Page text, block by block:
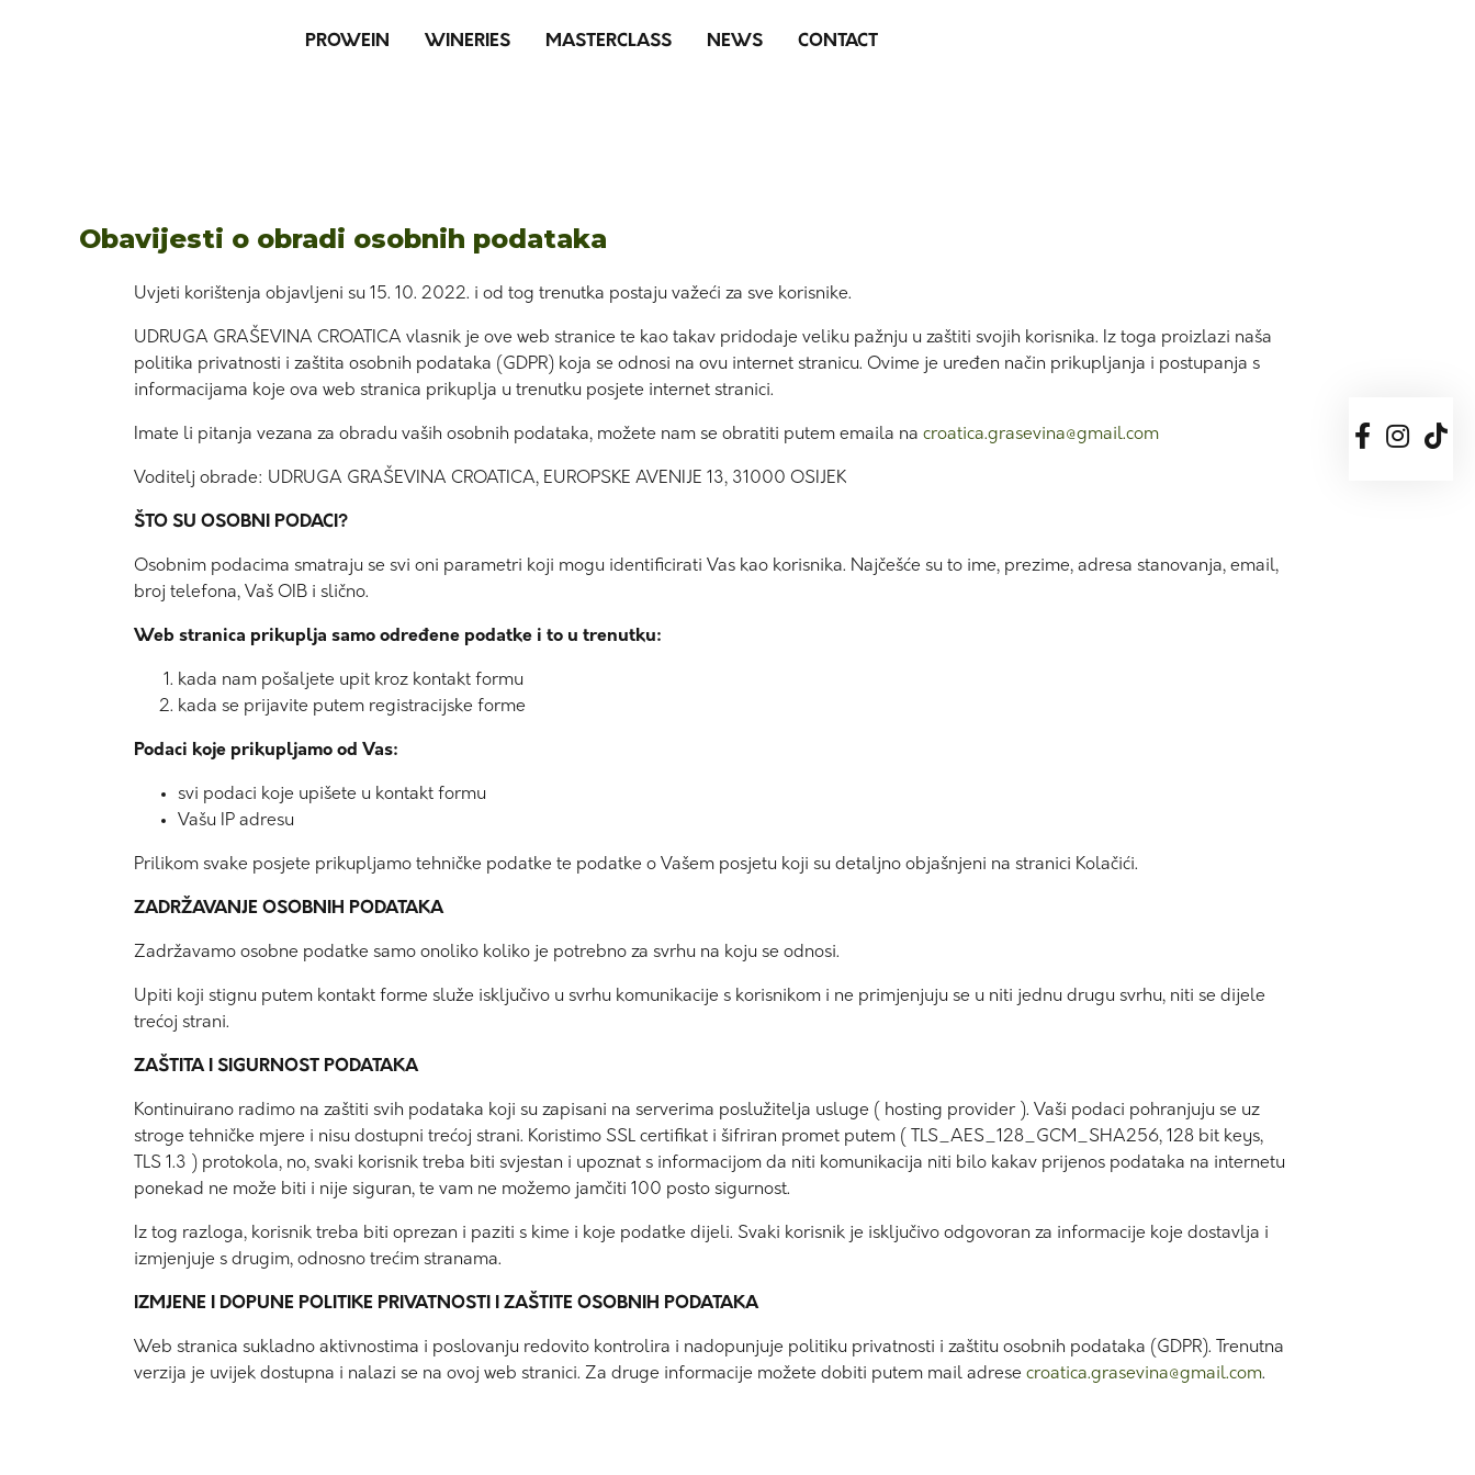
PROWEIN WINERIES MASTERCLASS NEWS CONTACT
Obavijesti o obradi osobnih podataka
Uvjeti korištenja objavljeni su 15. 10. 2022. i od tog trenutka postaju važeći za sve korisnike.
UDRUGA GRAŠEVINA CROATICA vlasnik je ove web stranice te kao takav pridodaje veliku pažnju u zaštiti svojih korisnika. Iz toga proizlazi naša
politika privatnosti i zaštita osobnih podataka (GDPR) koja se odnosi na ovu internet stranicu. Ovime je uređen način prikupljanja i postupanja s
informacijama koje ova web stranica prikuplja u trenutku posjete internet stranici.
Imate li pitanja vezana za obradu vaših osobnih podataka, možete nam se obratiti putem emaila na croatica.grasevina@gmail.com
Voditelj obrade: UDRUGA GRAŠEVINA CROATICA, EUROPSKE AVENIJE 13, 31000 OSIJEK
ŠTO SU OSOBNI PODACI?
Osobnim podacima smatraju se svi oni parametri koji mogu identificirati Vas kao korisnika. Najčešće su to ime, prezime, adresa stanovanja, email,
broj telefona, Vaš OIB i slično.
Web stranica prikuplja samo određene podatke i to u trenutku:
kada nam pošaljete upit kroz kontakt formu
kada se prijavite putem registracijske forme
Podaci koje prikupljamo od Vas:
svi podaci koje upišete u kontakt formu
Vašu IP adresu
Prilikom svake posjete prikupljamo tehničke podatke te podatke o Vašem posjetu koji su detaljno objašnjeni na stranici Kolačići.
ZADRŽAVANJE OSOBNIH PODATAKA
Zadržavamo osobne podatke samo onoliko koliko je potrebno za svrhu na koju se odnosi.
Upiti koji stignu putem kontakt forme služe isključivo u svrhu komunikacije s korisnikom i ne primjenjuju se u niti jednu drugu svrhu, niti se dijele
trećoj strani.
ZAŠTITA I SIGURNOST PODATAKA
Kontinuirano radimo na zaštiti svih podataka koji su zapisani na serverima poslužitelja usluge ( hosting provider ). Vaši podaci pohranjuju se uz
stroge tehničke mjere i nisu dostupni trećoj strani. Koristimo SSL certifikat i šifriran promet putem ( TLS_AES_128_GCM_SHA256, 128 bit keys,
TLS 1.3 ) protokola, no, svaki korisnik treba biti svjestan i upoznat s informacijom da niti komunikacija niti bilo kakav prijenos podataka na internetu
ponekad ne može biti i nije siguran, te vam ne možemo jamčiti 100 posto sigurnost.
Iz tog razloga, korisnik treba biti oprezan i paziti s kime i koje podatke dijeli. Svaki korisnik je isključivo odgovoran za informacije koje dostavlja i
izmjenjuje s drugim, odnosno trećim stranama.
IZMJENE I DOPUNE POLITIKE PRIVATNOSTI I ZAŠTITE OSOBNIH PODATAKA
Web stranica sukladno aktivnostima i poslovanju redovito kontrolira i nadopunjuje politiku privatnosti i zaštitu osobnih podataka (GDPR). Trenutna
verzija je uvijek dostupna i nalazi se na ovoj web stranici. Za druge informacije možete dobiti putem mail adrese croatica.grasevina@gmail.com.